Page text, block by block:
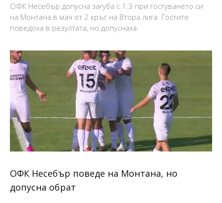
ОФК Несебър допусна загуба с 1:3 при гостуването си
на Монтана в мач от 2 кръг на Втора лига. Гостите
поведоха в резултата, но допуснаха
ОФК Несебър поведе на Монтана, но
допусна обрат